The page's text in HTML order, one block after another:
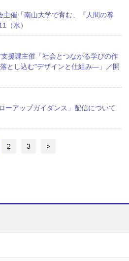
主催「南山大学で育む、『人間の尊
（水）
支援課主催「社会とつながる学びの作
とし込む"デザインと仕組み―」／開
ーアップガイダンス」配信について
2 3 >